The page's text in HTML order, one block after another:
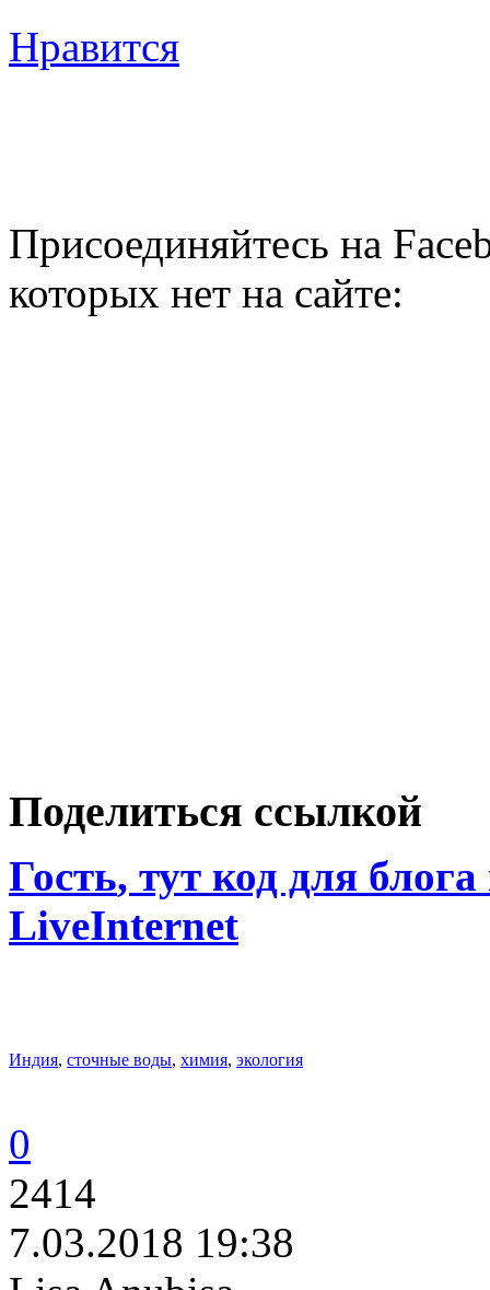
Нравится
Присоединяйтесь на
которых нет на сайте:
Поделиться ссылкой
Гость, тут код для
LiveInternet
Индия, сточные воды, химия, экология
0
2414
7.03.2018 19:38